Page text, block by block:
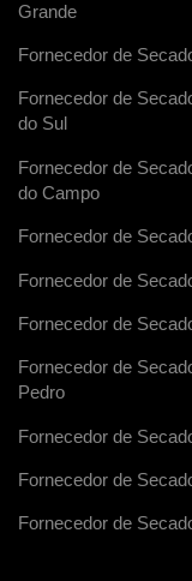
Grande
Fornecedor de
Fornecedor de
do Sul
Fornecedor de
do Campo
Fornecedor de
Fornecedor de
Fornecedor de
Fornecedor de
Pedro
Fornecedor de
Fornecedor de
Fornecedor de